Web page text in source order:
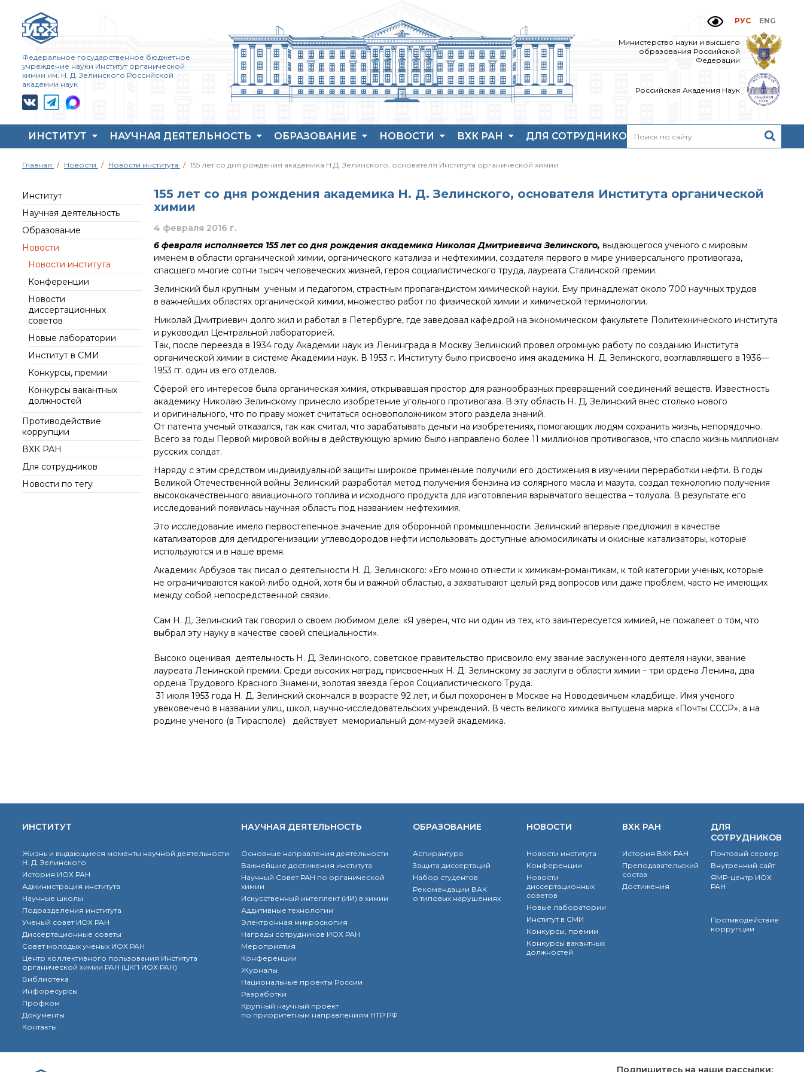
Федеральное государственное бюджетное
учреждение науки Институт органической
химии им. Н. Д. Зелинского Российской
академии наук
РУС ENG
Министерство науки и высшего
образования Российской
Федерации
Российская Академия Наук
ИНСТИТУТ
моменты научной
История ИОХ РАН
Администрация
института
Научные школы
Подразделения
института
Ученый совет ИОХ РАН
Диссертационные
советы
ИОХ РАН
пользования Института
органической химии
РАН (ЦКП ИОХ РАН)
Библиотека
Инфоресурсы
Профком
Документы
Контакты
НАУЧНАЯ ДЕЯТЕЛЬНОСТЬ
направления
Важнейшие
достижения института
Научный Совет РАН
по органической
Искусственный
интеллект (ИИ) в химии
Аддитивные
технологии
Электронная
микроскопия
Награды сотрудников
Мероприятия
Конференции
Национальные
проекты России
Разработки
Крупный научный
проект
по приоритетным
направлениям НТР РФ
ОБРАЗОВАНИЕ
Набор студентов
НОВОСТИ
Новости
диссертационных
Институт в СМИ
Конкурсы, премии
Конкурсы вакантных
должностей
ВХК РАН
Достижения
ДЛЯ СОТРУДНИКОВ
ЯМР-центр ИОХ РАН
Главная Новости Новости института 155 лет со дня рождения академика Н.Д. Зелинского, основателя Института органической химии
Институт
Научная деятельность
Образование
Новости
Новости института
Конференции
Новости
диссертационных
советов
Новые лаборатории
Институт в СМИ
Конкурсы, премии
Конкурсы вакантных
должностей
Противодействие
коррупции
ВХК РАН
Для сотрудников
Новости по тегу
155 лет со дня рождения академика Н. Д. Зелинского, основателя Института органической
химии
4 февраля 2016 г.
6 февраля исполняется 155 лет со дня рождения академика Николая Дмитриевича Зелинского, выдающегося ученого с мировым
именем в области органической химии, органического катализа и нефтехимии, создателя первого в мире универсального противогаза,
спасшего многие сотни тысяч человеческих жизней, героя социалистического труда, лауреата Сталинской премии.
Зелинский был крупным ученым и педагогом, страстным пропагандистом химической науки. Ему принадлежат около 700 научных трудов
в важнейших областях органической химии, множество работ по физической химии и химической терминологии.
Николай Дмитриевич долго жил и работал в Петербурге, где заведовал кафедрой на экономическом факультете Политехнического института
и руководил Центральной лабораторией.
Так, после переезда в 1934 году Академии наук из Ленинграда в Москву Зелинский провел огромную работу по созданию Института
органической химии в системе Академии наук. В 1953 г. Институту было присвоено имя академика Н. Д. Зелинского, возглавлявшего в 1936—
1953 гг. один из его отделов.
Сферой его интересов была органическая химия, открывавшая простор для разнообразных превращений соединений веществ. Известность
академику Николаю Зелинскому принесло изобретение угольного противогаза. В эту область Н. Д. Зелинский внес столько нового
и оригинального, что по праву может считаться основоположником этого раздела знаний.
От патента ученый отказался, так как считал, что зарабатывать деньги на изобретениях, помогающих людям сохранить жизнь, непорядочно.
Всего за годы Первой мировой войны в действующую армию было направлено более 11 миллионов противогазов, что спасло жизнь миллионам
русских солдат.
Наряду с этим средством индивидуальной защиты широкое применение получили его достижения в изучении переработки нефти. В годы
Великой Отечественной войны Зелинский разработал метод получения бензина из солярного масла и мазута, создал технологию получения
высококачественного авиационного топлива и исходного продукта для изготовления взрывчатого вещества – толуола. В результате его
исследований появилась научная область под названием нефтехимия.
Это исследование имело первостепенное значение для оборонной промышленности. Зелинский впервые предложил в качестве
катализаторов для дегидрогенизации углеводородов нефти использовать доступные алюмосиликаты и окисные катализаторы, которые
используются и в наше время.
Академик Арбузов так писал о деятельности Н. Д. Зелинского: «Его можно отнести к химикам-романтикам, к той категории ученых, которые
не ограничиваются какой-либо одной, хотя бы и важной областью, а захватывают целый ряд вопросов или даже проблем, часто не имеющих
между собой непосредственной связи».
Сам Н. Д. Зелинский так говорил о своем любимом деле: «Я уверен, что ни один из тех, кто заинтересуется химией, не пожалеет о том, что
выбрал эту науку в качестве своей специальности».
Высоко оценивая деятельность Н. Д. Зелинского, советское правительство присвоило ему звание заслуженного деятеля науки, звание
лауреата Ленинской премии. Среди высоких наград, присвоенных Н. Д. Зелинскому за заслуги в области химии – три ордена Ленина, два
ордена Трудового Красного Знамени, золотая звезда Героя Социалистического Труда.
31 июля 1953 года Н. Д. Зелинский скончался в возрасте 92 лет, и был похоронен в Москве на Новодевичьем кладбище. Имя ученого
увековечено в названии улиц, школ, научно-исследовательских учреждений. В честь великого химика выпущена марка «Почты СССР», а на
родине ученого (в Тирасполе) действует мемориальный дом-музей академика.
ИНСТИТУТ
Жизнь и выдающиеся моменты научной деятельности
Н. Д. Зелинского
История ИОХ РАН
Администрация института
Научные школы
Подразделения института
Ученый совет ИОХ РАН
Диссертационные советы
Совет молодых ученых ИОХ РАН
Центр коллективного пользования Института
органической химии РАН (ЦКП ИОХ РАН)
Библиотека
Инфоресурсы
Профком
Документы
Контакты
НАУЧНАЯ ДЕЯТЕЛЬНОСТЬ
Основные направления деятельности
Важнейшие достижения института
Научный Совет РАН по органической
химии
Искусственный интеллект (ИИ) в химии
Аддитивные технологии
Электронная микроскопия
Награды сотрудников ИОХ РАН
Мероприятия
Конференции
Журналы
Национальные проекты России
Разработки
Крупный научный проект
по приоритетным направлениям НТР РФ
ОБРАЗОВАНИЕ
Аспирантура
Защита диссертаций
Набор студентов
Рекомендации ВАК
о типовых нарушениях
НОВОСТИ
Новости института
Конференции
Новости
диссертационных
советов
Новые лаборатории
Институт в СМИ
Конкурсы, премии
Конкурсы вакантных
должностей
ВХК РАН
История ВХК РАН
Преподавательский
состав
Достижения
ДЛЯ
СОТРУДНИКОВ
Почтовый сервер
Внутренний сайт
ЯМР-центр ИОХ
РАН
Противодействие
коррупции
Подпишитесь на наши рассылки: